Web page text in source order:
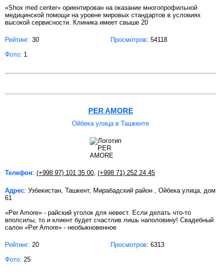
«Shox med center» ориентирован на оказание многопрофильной
медицинской помощи на уровне мировых стандартов в условиях
высокой сервисности. Клиника имеет свыше 20
Рейтинг: 30 Просмотров: 54118
Фото: 1
PER AMORE
Ойбека улица в Ташкенте
Телефон: (+998 97) 101 35 00 (+998 71) 252 24 45
Адрес: Узбекистан, Ташкент, Мирабадский район , Ойбека улица, дом
61
«Per Amore» - райский уголок для невест. Если делать что-то
вполсилы, то и клиент будет счастлив лишь наполовину! Свадебный
салон «Per Amore» - необыкновенное
Рейтинг: 20 Просмотров: 6313
Фото: 25